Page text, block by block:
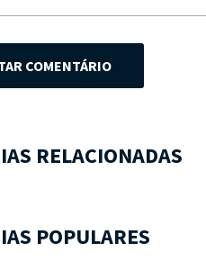
COMENTÁRIO
RELACIONADAS
POPULARES